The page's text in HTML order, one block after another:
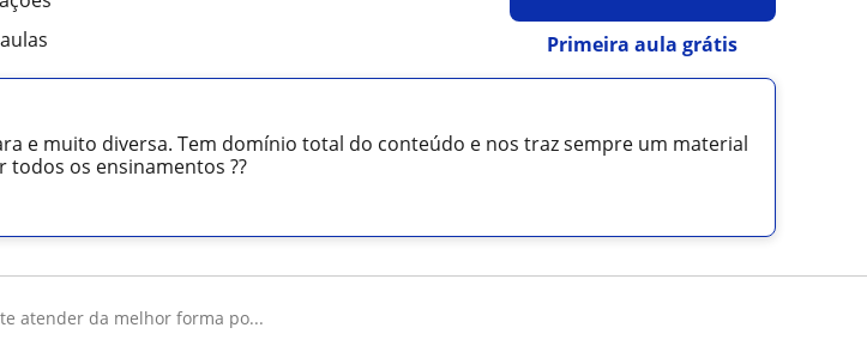
Primeira aula grátis
e muito diversa. Tem domínio total do conteúdo e nos traz sempre um material
os ensinamentos ??
atender da melhor forma po...